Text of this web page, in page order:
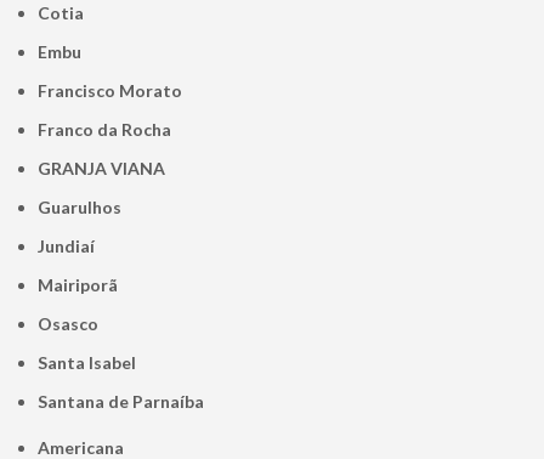
Cotia
Embu
Francisco Morato
Franco da Rocha
GRANJA VIANA
Guarulhos
Jundiaí
Mairiporã
Osasco
Santa Isabel
Santana de Parnaíba
Americana